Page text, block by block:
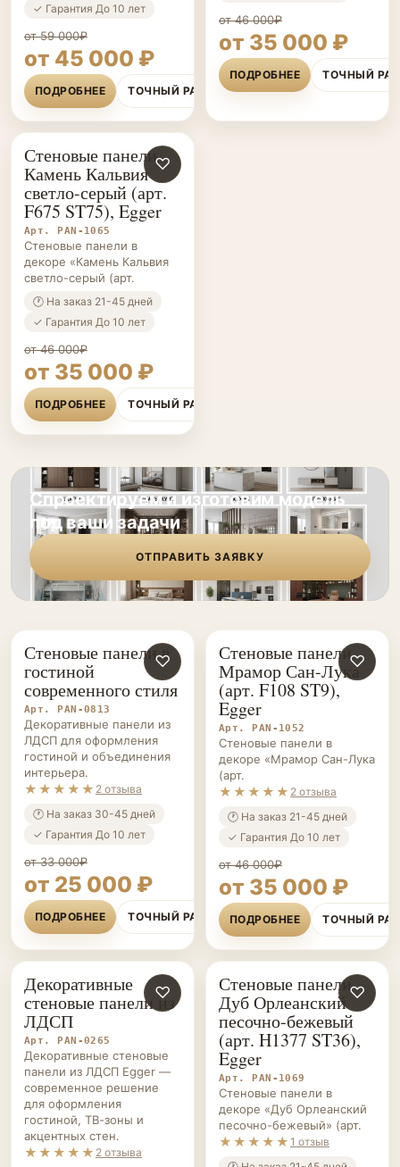
✓ Гарантия До 10 лет
от 59 000₽
от 45 000 ₽
ПОДРОБНЕЕ ТОЧНЫЙ РАСЧЁТ
от 46 000₽
от 35 000 ₽
ПОДРОБНЕЕ ТОЧНЫЙ
СТЕНОВЫЕ
ПАНЕЛИ НА ЗАКАЗ
♡
Стеновые панели
Камень Кальвия
светло-серый (арт.
F675 ST75), Egger
Арт. PAN-1065
Стеновые панели в
декоре «Камень Кальвия
светло-серый (арт.
🕐 На заказ 21-45 дней
✓ Гарантия До 10 лет
от 46 000₽
от 35 000 ₽
ПОДРОБНЕЕ ТОЧНЫЙ РАСЧЁТ
Спроектируем и изготовим модель
под ваши задачи
ОТПРАВИТЬ ЗАЯВКУ
СТЕНОВЫЕ
ПАНЕЛИ НА ЗАКАЗ
♡
Стеновые панели в
гостиной
современного стиля
Арт. PAN-0813
Декоративные панели из
ЛДСП для оформления
гостиной и объединения
интерьера.
★★★★★ 2 отзыва
🕐 На заказ 30-45 дней
✓ Гарантия До 10 лет
от 33 000₽
от 25 000 ₽
ПОДРОБНЕЕ ТОЧНЫЙ РАСЧЁТ
СТЕНОВЫЕ
ПАНЕЛИ НА ЗАКАЗ
♡
Стеновые панели
Мрамор Сан-Лука
(арт. F108 ST9),
Egger
Арт. PAN-1052
Стеновые панели в
декоре «Мрамор Сан-Лука
(арт.
★★★★★ 2 отзыва
🕐 На заказ 21-45 дней
✓ Гарантия До 10 лет
от 46 000₽
от 35 000 ₽
ПОДРОБНЕЕ ТОЧНЫЙ
СТЕНОВЫЕ
ПАНЕЛИ НА ЗАКАЗ
♡
Декоративные
стеновые панели из
ЛДСП
Арт. PAN-0265
Декоративные стеновые
панели из ЛДСП Egger —
современное решение
для оформления
гостиной, ТВ-зоны и
акцентных стен.
★★★★★ 2 отзыва
СТЕНОВЫЕ
ПАНЕЛИ НА ЗАКАЗ
♡
Стеновые панели
Дуб Орлеанский
песочно-бежевый
(арт. H1377 ST36),
Egger
Арт. PAN-1069
Стеновые панели в
декоре «Дуб Орлеанский
песочно-бежевый» (арт.
★★★★★ 1 отзыв